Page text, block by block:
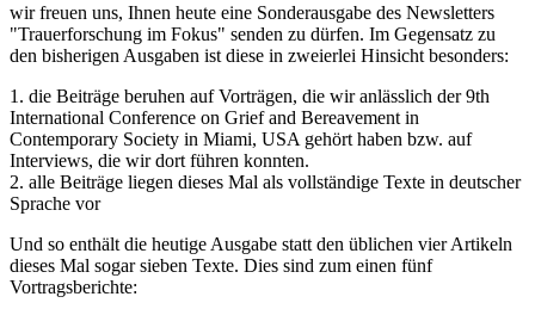
wir freuen uns, Ihnen heute eine Sonderausgabe des Newsletters
"Trauerforschung im Fokus" senden zu dürfen. Im Gegensatz zu
den bisherigen Ausgaben ist diese in zweierlei Hinsicht besonders:
1. die Beiträge beruhen auf Vorträgen, die wir anlässlich der 9th
International Conference on Grief and Bereavement in
Contemporary Society in Miami, USA gehört haben bzw. auf
Interviews, die wir dort führen konnten.
2. alle Beiträge liegen dieses Mal als vollständige Texte in deutscher
Sprache vor
Und so enthält die heutige Ausgabe statt den üblichen vier Artikeln
dieses Mal sogar sieben Texte. Dies sind zum einen fünf
Vortragsberichte: